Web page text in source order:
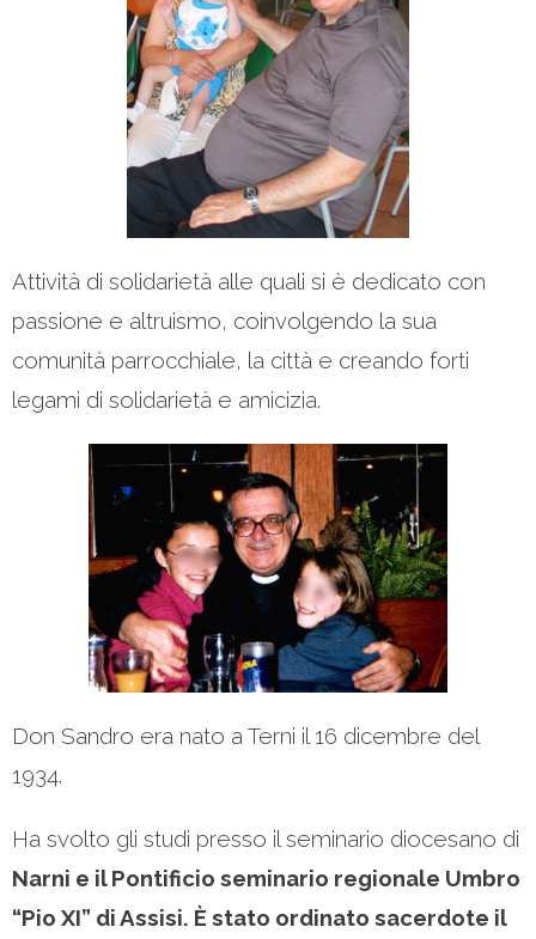
Attività di solidarietà alle quali si è dedicato con
passione e altruismo, coinvolgendo la sua
comunità parrocchiale, la città e creando forti
legami di solidarietà e amicizia.
Don Sandro era nato a Terni il 16 dicembre del
1934.
Ha svolto gli studi presso il seminario diocesano di
Narni e il Pontificio seminario regionale Umbro
“Pio XI” di Assisi. È stato ordinato sacerdote il